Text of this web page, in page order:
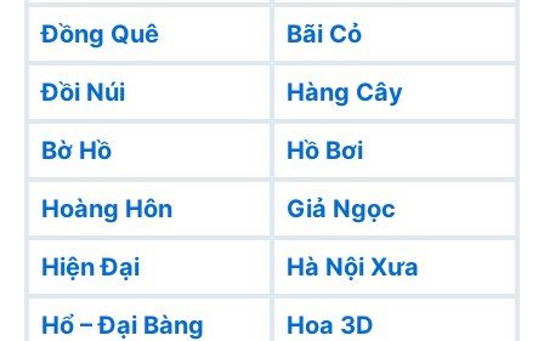
Đồng Quê
Bãi Cỏ
Đồi Núi
Hàng Cây
Bờ Hồ
Hồ Bơi
Hoàng Hôn
Giả Ngọc
Hiện Đại
Hà Nội Xưa
Hổ – Đại Bàng
Hoa 3D